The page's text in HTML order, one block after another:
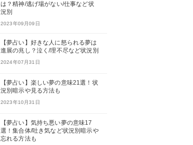
は？精神/逃げ場がない/仕事など状
況別
2023年09月09日
【夢占い】好きな人に怒られる夢は
進展の兆し？泣く/理不尽など状況別
2024年07月31日
【夢占い】楽しい夢の意味21選！状
況別暗示や見る方法も
2023年10月31日
【夢占い】気持ち悪い夢の意味17
選！集合体/吐き気など状況別暗示や
忘れる方法も